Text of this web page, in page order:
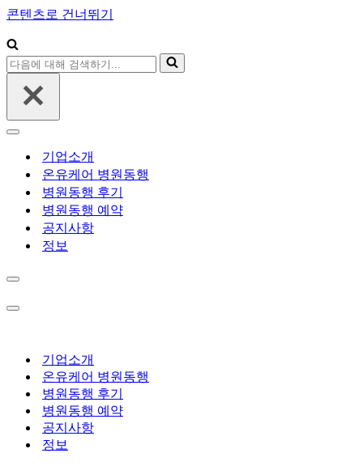
콘텐츠로 건너뛰기
다
음
해
기...
내
기업소개
온유케어 병원동행
병원동행 후기
병원동행 예약
공지사항
정보
내
게
내
기업소개
온유케어 병원동행
병원동행 후기
병원동행 예약
공지사항
정보